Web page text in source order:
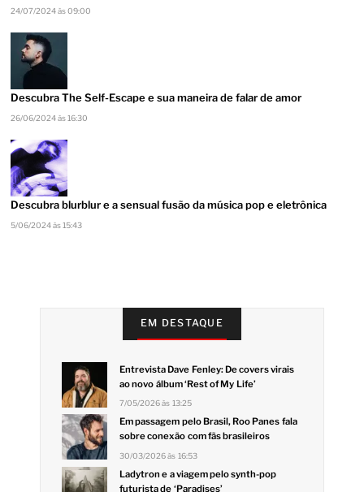
24/07/2024 às 09:00
Descubra The Self-Escape e sua maneira de falar de amor
26/06/2024 às 16:30
Descubra blurblur e a sensual fusão da música pop e eletrônica
5/06/2024 às 15:43
EM DESTAQUE
Entrevista Dave Fenley: De covers virais
ao novo álbum ‘Rest of My Life’
7/05/2026 às 13:25
Em passagem pelo Brasil, Roo Panes fala
sobre conexão com fãs brasileiros
30/03/2026 às 16:53
Ladytron e a viagem pelo synth-pop
futurista de ‘Paradises’